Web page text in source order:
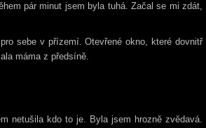
pár minut jsem byla tuhá. Začal se mi zdát,
sebe v přízemí. Otevřené okno, které dovnitř
máma z předsíně.
netušila kdo to je. Byla jsem hrozně zvědavá.